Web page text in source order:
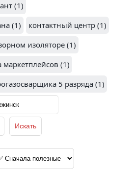
ЭКСИМ ПАСИФИК (1)
(1)
(1)
контактный центр (1)
изоляторе (1)
маркетплейсов (1)
5 разряда (1)